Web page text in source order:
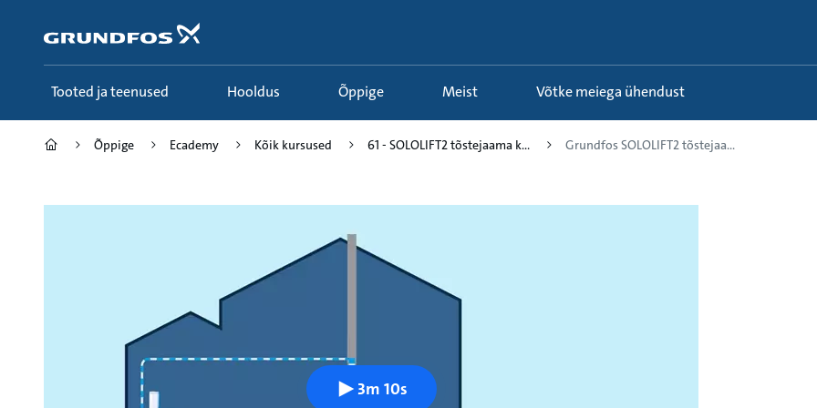
põhisisu
Tooted ja teenused Hooldus Õppige Meist Võtke meiega ühendust
Õppige Ecademy Kõik kursused 61 - SOLOLIFT2 tõstejaama k... Grundfos SOLOLIFT2 tõstejaa...
3m 10s